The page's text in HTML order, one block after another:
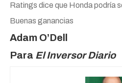
Ratings dice que Honda podría
Buenas ganancias
Adam O’Dell
Para El Inversor Diario